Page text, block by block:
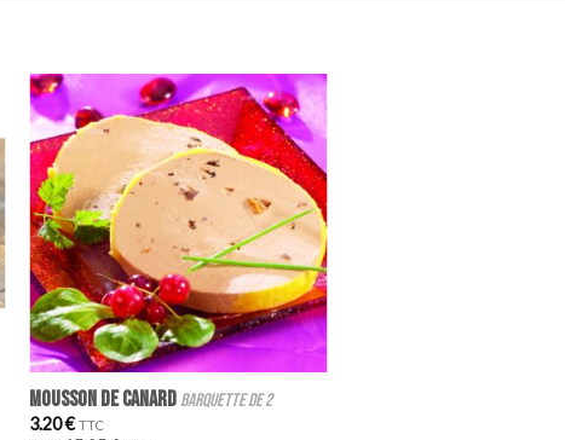
+
MOUSSON DE CANARD barquette de 2
3.20€ TTC